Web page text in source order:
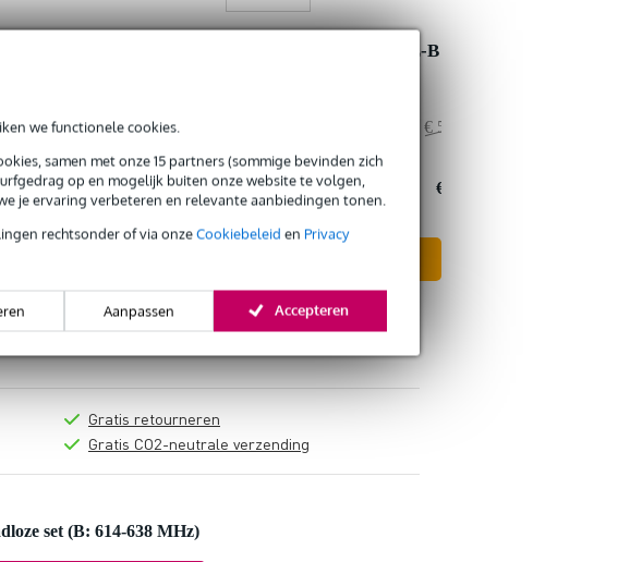
we functionele cookies.
samen met onze 15 partners (sommige bevinden zich
op en mogelijk buiten onze website te volgen,
je ervaring verbeteren en relevante aanbiedingen tonen.
rechtsonder of via onzeCookiebeleid en Privacy
Aanpassen Accepteren
€ 1.138,-
€ 36,-
voor
€ 1.102,-
Sennheiser XSW 1-825 DUAL-B
€ 574,90
Jouw voordeel
Nu als combinatie voor
€ 574,-
Gratis retourneren
Gratis CO2-neutrale verzending
set (B: 614-638 MHz)